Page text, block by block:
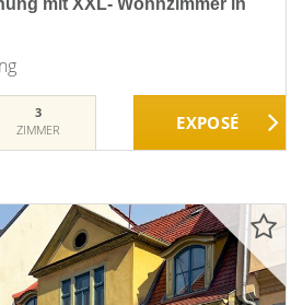
mit XXL- Wohnzimmer in
3
ZIMMER